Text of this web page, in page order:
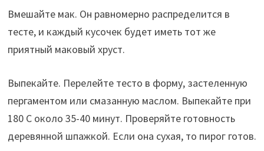
Вмешайте мак. Он равномерно распределится в
тесте, и каждый кусочек будет иметь тот же
приятный маковый хруст.
Выпекайте. Перелейте тесто в форму, застеленную
пергаментом или смазанную маслом. Выпекайте при
180 С около 35-40 минут. Проверяйте готовность
деревянной шпажкой. Если она сухая, то пирог готов.